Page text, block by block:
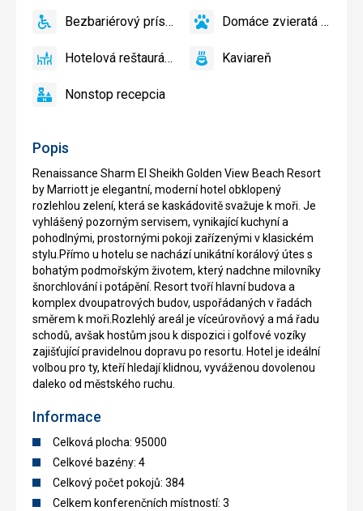
Popis
Renaissance Sharm El Sheikh Golden View Beach Resort
by Marriott je elegantní, moderní hotel obklopený
rozlehlou zelení, která se kaskádovitě svažuje k moři. Je
vyhlášený pozorným servisem, vynikající kuchyní a
pohodlnými, prostornými pokoji zařízenými v klasickém
stylu.Přímo u hotelu se nachází unikátní korálový útes s
bohatým podmořským životem, který nadchne milovníky
šnorchlování i potápění. Resort tvoří hlavní budova a
komplex dvoupatrových budov, uspořádaných v řadách
směrem k moři.Rozlehlý areál je víceúrovňový a má řadu
schodů, avšak hostům jsou k dispozici i golfové vozíky
zajišťující pravidelnou dopravu po resortu. Hotel je ideální
volbou pro ty, kteří hledají klidnou, vyváženou dovolenou
daleko od městského ruchu.
Informace
Celková plocha: 95000
Celkové bazény: 4
Celkový počet pokojů: 384
Celkem konferenčních místností: 3
Bezbariérový
Bezbariérový prístup
áno
Domáce
povolené
Domáce zvieratá
áno
HotelováHotelová reštaurácia
áno KaviareňKaviareň
áno
NonstopNonstop recepcia
áno